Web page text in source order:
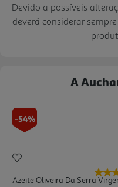
Devido a possíveis
deverá considerar
A
-54%
Azeite Oliveira Da Serra